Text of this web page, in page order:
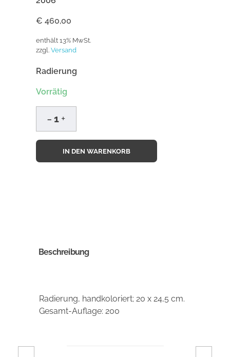
€ 460,00
enthält 13% MwSt.
zzgl. Versand
Radierung
Vorrätig
IN DEN WARENKORB
Beschreibung
Radierung, handkoloriert; 20 x 24,5 cm.
Gesamt-Auflage: 200